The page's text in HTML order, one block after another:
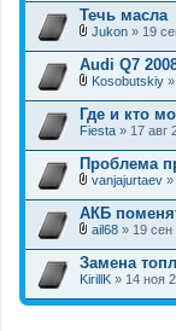
л
о
ж
е
н
и
Течь масла
о
ж
е
н
и
Jukon » 19
Audi Q7
л
о
ж
е
н
и
Kosobutskiy
Где и кто
Fiesta » 17 авг
Проблема
л
о
ж
е
н
и
vanjajurtaev »
АКБ
л
о
ж
е
ail68 » 19 сен
Замена
KirillK » 14 ноя